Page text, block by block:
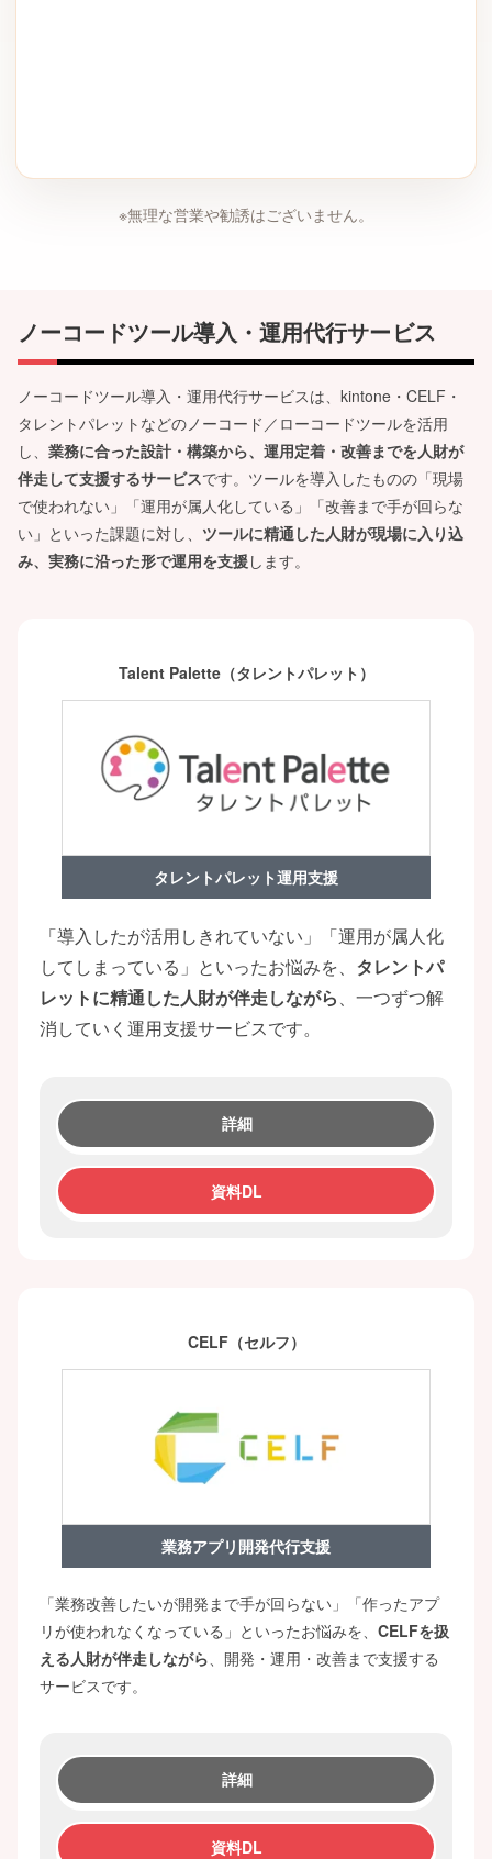
※無理な営業や勧誘はございません。
ノーコードツール導入・運用代行サービス
ノーコードツール導入・運用代行サービスは、kintone・CELF・
タレントパレットなどのノーコード／ローコードツールを活用
し、 業務に合った設計・構築から、運用定着・改善までを人財が
伴走して支援するサービスです。ツールを導入したものの「現場
で使われない」「運用が属人化している」「改善まで手が回らな
い」といった課題に対し、 ツールに精通した人財が現場に入り込
み、実務に沿った形で運用を支援します。
Talent Palette（タレントパレット）
タレントパレット運用支援
「導入したが活用しきれていない」「運用が属人化
してしまっている」といったお悩みを、 タレントパ
レットに精通した人財が伴走しながら、一つずつ解
消していく運用支援サービスです。
詳細
資料DL
CELF（セルフ）
業務アプリ開発代行支援
「業務改善したいが開発まで手が回らない」「作ったアプ
リが使われなくなっている」といったお悩みを、 CELFを扱
える人財が伴走しながら 、開発・運用・改善まで支援する
サービスです。
詳細
資料DL